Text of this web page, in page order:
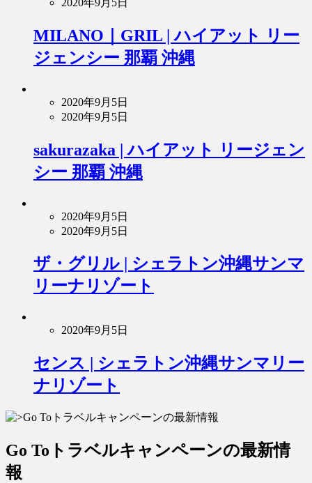
2020年9月5日
MILANO｜GRIL | ハイアット リー
ジェンシー 那覇 沖縄
2020年9月5日
2020年9月5日
sakurazaka | ハイアット リージェン
シー 那覇 沖縄
2020年9月5日
2020年9月5日
ザ・グリル | シェラトン沖縄サンマ
リーナリゾート
2020年9月5日
センス | シェラトン沖縄サンマリー
ナリゾート
Go Toトラベルキャンペーンの最新情
報